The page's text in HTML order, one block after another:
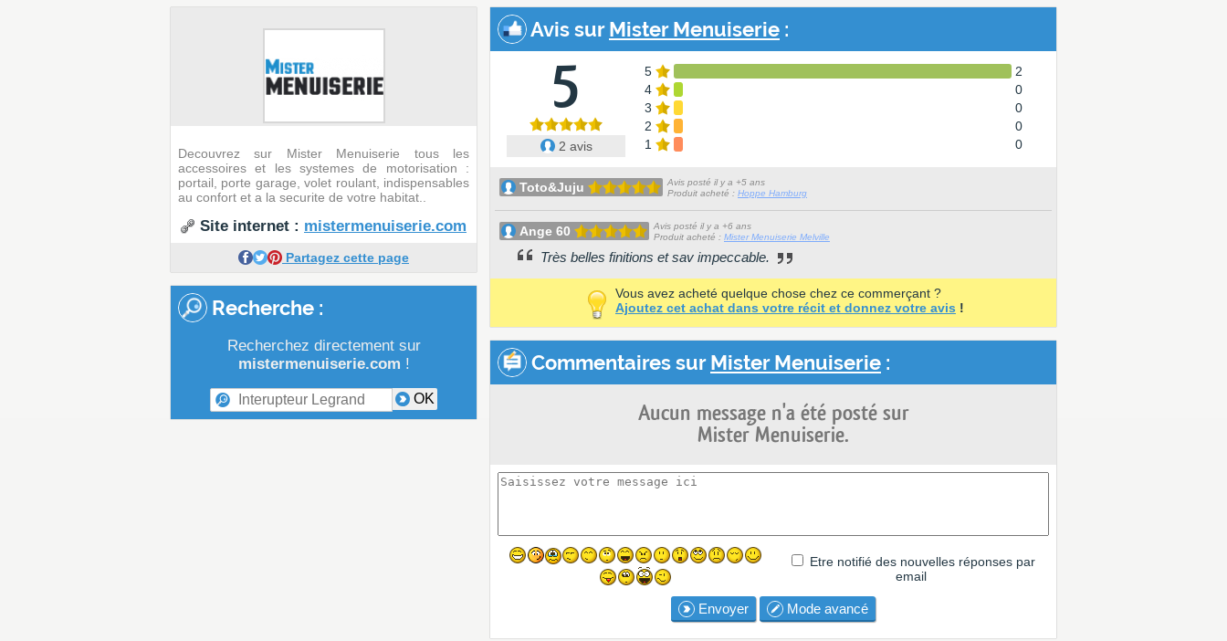
Decouvrez sur Mister Menuiserie tous les
accessoires et les systemes de motorisation :
portail, porte garage, volet roulant, indispensables
au confort et a la securite de votre habitat..
Site internet : mistermenuiserie.com
Partagez cette page
Recherche :
Recherchez directement sur
mistermenuiserie.com !
OK
Avis surMister Menuiserie :
5
2 avis
5
2
4
0
3
0
2
0
1
0
Toto&Juju
Avis posté il y a +5 ans
Produit acheté : Hoppe Hamburg
Ange 60
Avis posté il y a +6 ans
Produit acheté : Mister Menuiserie Melville
Très belles finitions et sav impeccable.
Vous avez acheté quelque chose chez ce commerçant ?
Ajoutez cet achat dans votre récit et donnez votre avis !
Commentaires surMister Menuiserie :
Aucun message n'a été posté sur
Mister Menuiserie.
Etre notifié des nouvelles réponses par
email
Envoyer Mode avancé